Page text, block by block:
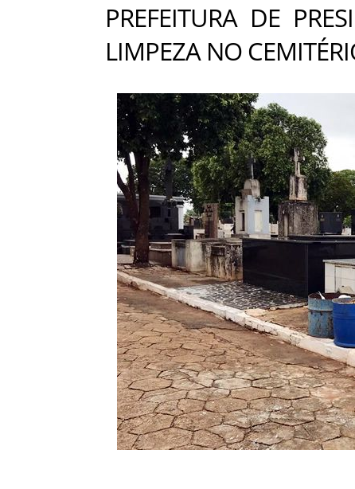
PREFEITURA DE
LIMPEZA NO